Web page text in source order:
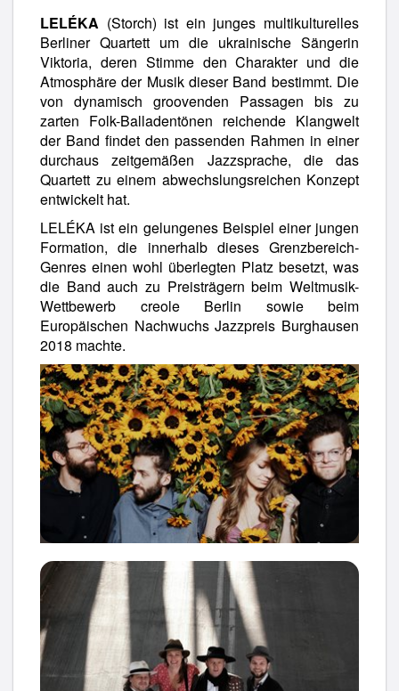
LELÉKA (Storch) ist ein junges multikulturelles
Berliner Quartett um die ukrainische Sängerin
Viktoria, deren Stimme den Charakter und die
Atmosphäre der Musik dieser Band bestimmt. Die
von dynamisch groovenden Passagen bis zu
zarten Folk-Balladentönen reichende Klangwelt
der Band findet den passenden Rahmen in einer
durchaus zeitgemäßen Jazzsprache, die das
Quartett zu einem abwechslungsreichen Konzept
entwickelt hat.
LELÉKA ist ein gelungenes Beispiel einer jungen
Formation, die innerhalb dieses Grenzbereich-
Genres einen wohl überlegten Platz besetzt, was
die Band auch zu Preisträgern beim Weltmusik-
Wettbewerb creole Berlin sowie beim
Europäischen Nachwuchs Jazzpreis Burghausen
2018 machte.